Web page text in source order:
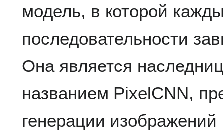
модель, в которой
последовательности
Она является
названием PixelCNN,
генерации